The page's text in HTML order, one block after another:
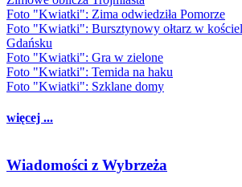
Foto "Kwiatki": Zima odwiedziła Pomorze
Foto "Kwiatki": Bursztynowy ołtarz w
Gdańsku
Foto "Kwiatki": Gra w zielone
Foto "Kwiatki": Temida na haku
Foto "Kwiatki": Szklane domy
więcej ...
Wiadomości z Wybrzeża